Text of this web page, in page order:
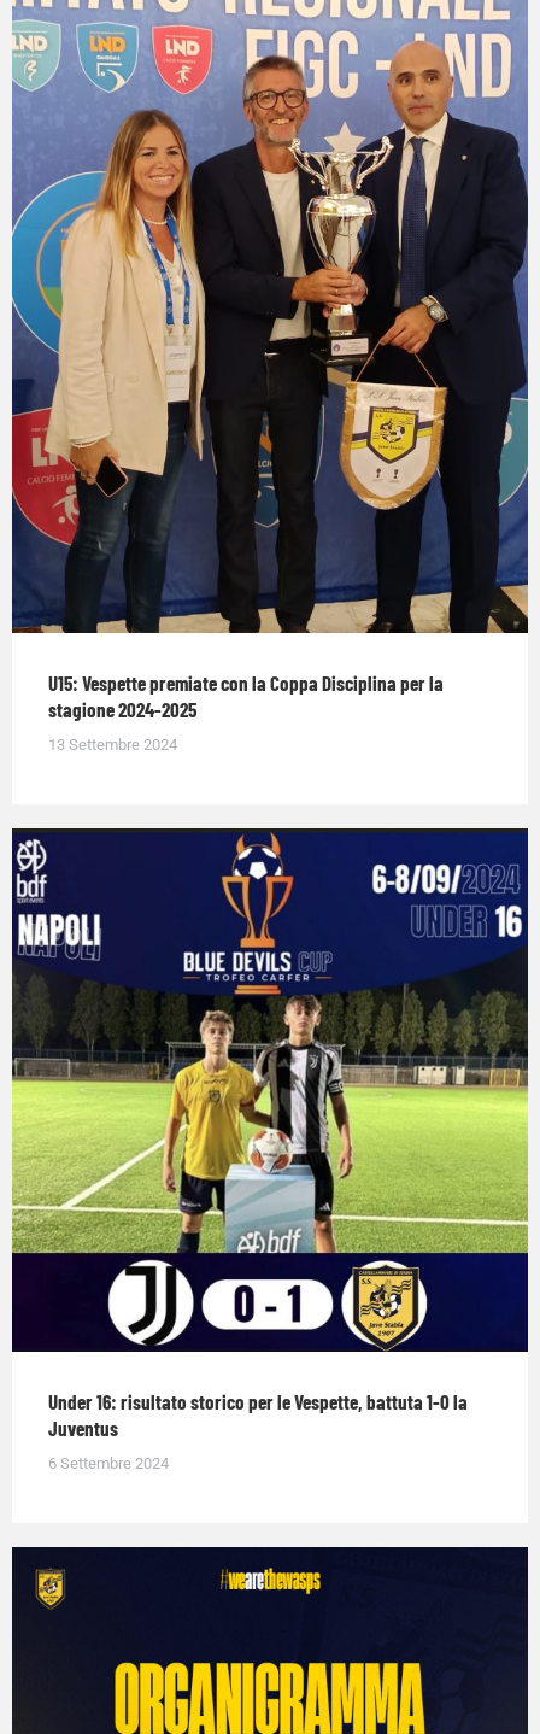
U15: Vespette premiate con la Coppa Disciplina per la
stagione 2024-2025
13 Settembre 2024
Under 16: risultato storico per le Vespette, battuta 1-0 la
Juventus
6 Settembre 2024